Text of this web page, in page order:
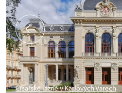
Císařské lázně v Karlových Varech